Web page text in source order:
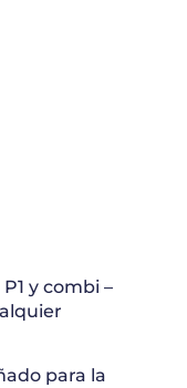
y combi –
para la